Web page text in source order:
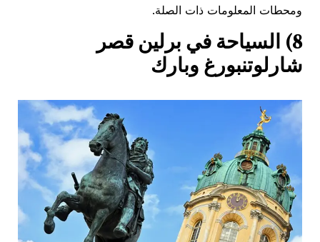
ومحطات المعلومات ذات الصلة.
8) السياحة في برلين قصر
شارلوتنبورغ وبارك